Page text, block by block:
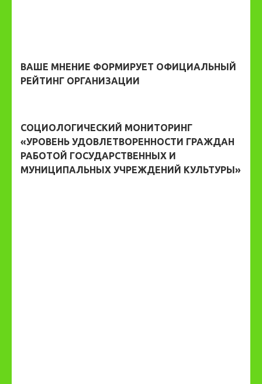
ВАШЕ МНЕНИЕ ФОРМИРУЕТ ОФИЦИАЛЬНЫЙ
РЕЙТИНГ ОРГАНИЗАЦИИ
СОЦИОЛОГИЧЕСКИЙ МОНИТОРИНГ
«УРОВЕНЬ УДОВЛЕТВОРЕННОСТИ ГРАЖДАН
РАБОТОЙ ГОСУДАРСТВЕННЫХ И
МУНИЦИПАЛЬНЫХ УЧРЕЖДЕНИЙ КУЛЬТУРЫ»